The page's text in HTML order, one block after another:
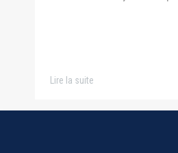
Lire la suite